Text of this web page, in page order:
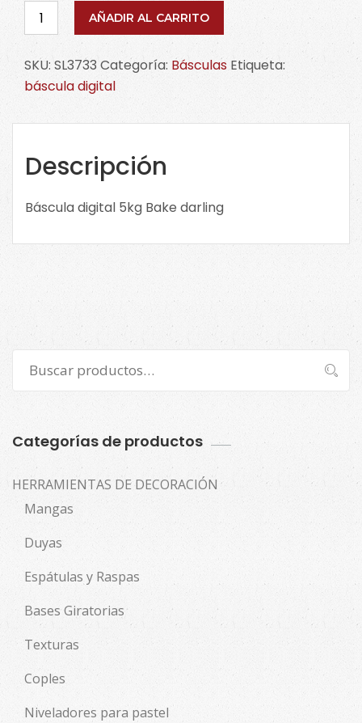
Báscula
digital
5kg
Bake
darling
AÑADIR AL CARRITO
SKU: SL3733 Categoría: Básculas Etiqueta:
báscula digital
Descripción
Báscula digital 5kg Bake darling
por:
Buscar
Categorías de productos
HERRAMIENTAS DE DECORACIÓN
Mangas
Duyas
Espátulas y Raspas
Bases Giratorias
Texturas
Coples
Niveladores para pastel